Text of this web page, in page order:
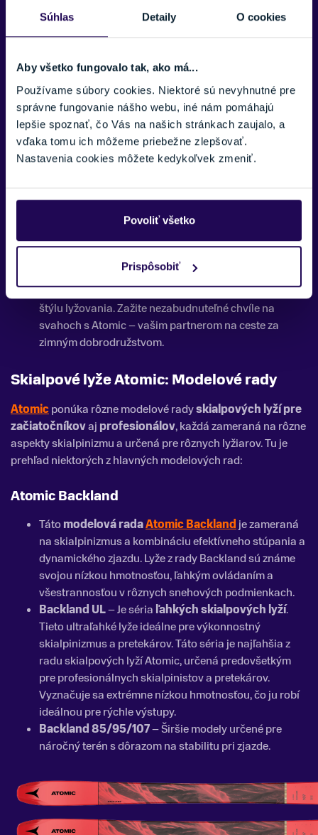
Súhlas Detaily O cookies
Aby všetko fungovalo tak, ako má...
Používame súbory cookies. Niektoré sú nevyhnutné pre
správne fungovanie nášho webu, iné nám pomáhajú
lepšie spoznať, čo Vás na našich stránkach zaujalo, a
vďaka tomu ich môžeme priebežne zlepšovať.
Nastavenia cookies môžete kedykoľvek zmeniť.
Povoliť všetko
Prispôsobiť
lyžiarskeho dobrodružstva.
Rôznorodosť pre každého lyžiara -Či už hľadáte
lyže vhodné pre všetky terény, Atomic má v ponuke
modely, ktoré vyhovujú rozmanitým potrebám a
preferenciám lyžiarov. S modelmi ako Backland
Bent Chetler, Atomic ponúka lyže, ktoré sú ideálne pre
širokú škálu skialpinistických aktivít.
Spoľahlivý výber pre skialpinistov -S dlhoročnými
Atomic skialpové lyže sú spoľahlivou voľbou pre
každého, kto hľadá kvalitu a výkon. Pridajte sa k
tisícom spokojných lyžiarov a objavte novú úroveň
skialpinizmu s lyžami Atomic.
stránku alebo najbližšieho predajcu a nájdite lyže
Atomic, ktoré najlepšie vyhovujú vašim potrebám a
štýlu lyžovania. Zažite nezabudnuteľné chvíle na
svahoch s Atomic – vašim partnerom na ceste za
zimným dobrodružstvom.
Skialpové lyže Atomic: Modelové rady
Atomicponúka rôzne modelové radyskialpových lyží pre
začiatočníkovaj profesionálov, každá zameraná na rôzne
aspekty skialpinizmu a určená pre rôznych lyžiarov. Tu je
prehľad niektorých z hlavných modelových rad:
Atomic Backland
Táto modelová radaAtomic Backland je zameraná
na skialpinizmus a kombináciu efektívneho stúpania a
dynamického zjazdu. Lyže z rady Backland sú známe
svojou nízkou hmotnosťou, ľahkým ovládaním a
všestrannosťou v rôznych snehových podmienkach.
Backland UL– Je séria ľahkých skialpových lyží.
Tieto ultraľahké lyže ideálne pre výkonnostný
skialpinizmus a pretekárov. Táto séria je najľahšia z
radu skialpových lyží Atomic, určená predovšetkým
pre profesionálnych skialpinistov a pretekárov.
Vyznačuje sa extrémne nízkou hmotnosťou, čo ju robí
ideálnou pre rýchle výstupy.
Backland 85/95/107– Širšie modely určené pre
náročný terén s dôrazom na stabilitu pri zjazde.